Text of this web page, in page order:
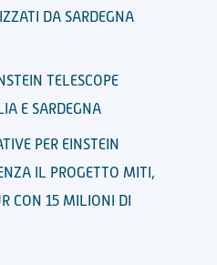
DA SARDEGNA
TELESCOPE
E SARDEGNA
PER EINSTEIN
IL PROGETTO MITI,
CON 15 MILIONI DI